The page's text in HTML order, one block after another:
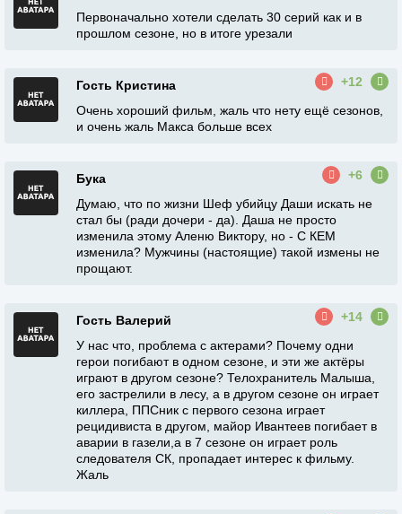
Первоначально хотели сделать 30 серий как и в
прошлом сезоне, но в итоге урезали
Гость Кристина
+12
Очень хороший фильм, жаль что нету ещё сезонов,
и очень жаль Макса больше всех
Бука
+6
Думаю, что по жизни Шеф убийцу Даши искать не
стал бы (ради дочери - да). Даша не просто
изменила этому Аленю Виктору, но - С КЕМ
изменила? Мужчины (настоящие) такой измены не
прощают.
Гость Валерий
+14
У нас что, проблема с актерами? Почему одни
герои погибают в одном сезоне, и эти же актёры
играют в другом сезоне? Телохранитель Малыша,
его застрелили в лесу, а в другом сезоне он играет
киллера, ППСник с первого сезона играет
рецидивиста в другом, майор Ивантеев погибает в
аварии в газели,а в 7 сезоне он играет роль
следователя СК, пропадает интерес к фильму.
Жаль